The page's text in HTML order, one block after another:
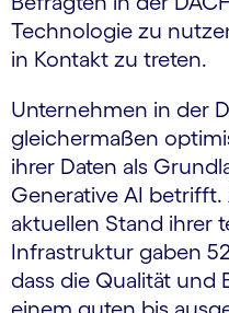
Technologie zu
in Kontakt zu treten.
Unternehmen in der
gleichermaßen
ihrer Daten als
Generative AI
aktuellen Stand ihrer
Infrastruktur gaben
dass die Qualität und